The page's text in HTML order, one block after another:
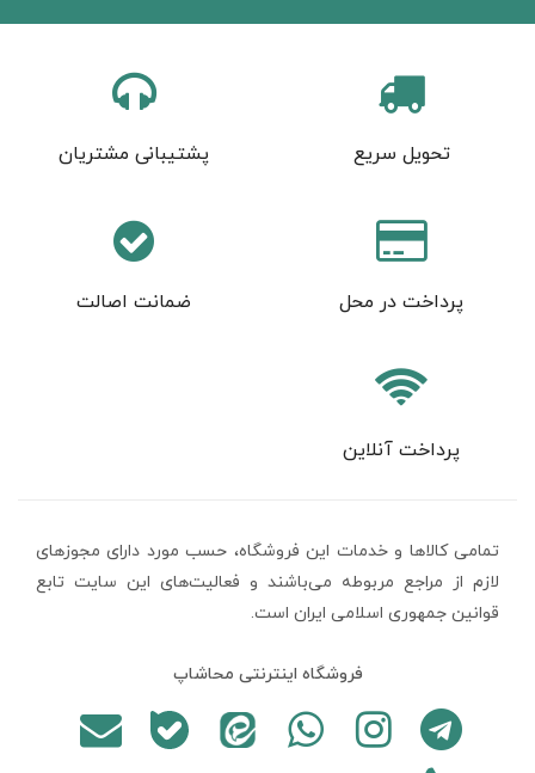
تحویل سریع پشتیبانی مشتریان
پرداخت در محل ضمانت اصالت
پرداخت آنلاین
تمامی كالاها و خدمات اين فروشگاه، حسب مورد دارای مجوزهای
لازم از مراجع مربوطه می‌باشند و فعاليت‌های اين سايت تابع
قوانين جمهوری اسلامی ایران است.
فروشگاه اینترنتی محاشاپ